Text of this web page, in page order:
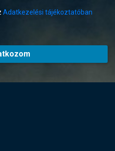
Adatkezelési tájékoztatóban